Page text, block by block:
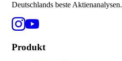
Deutschlands beste Aktienanalysen.
Produkt